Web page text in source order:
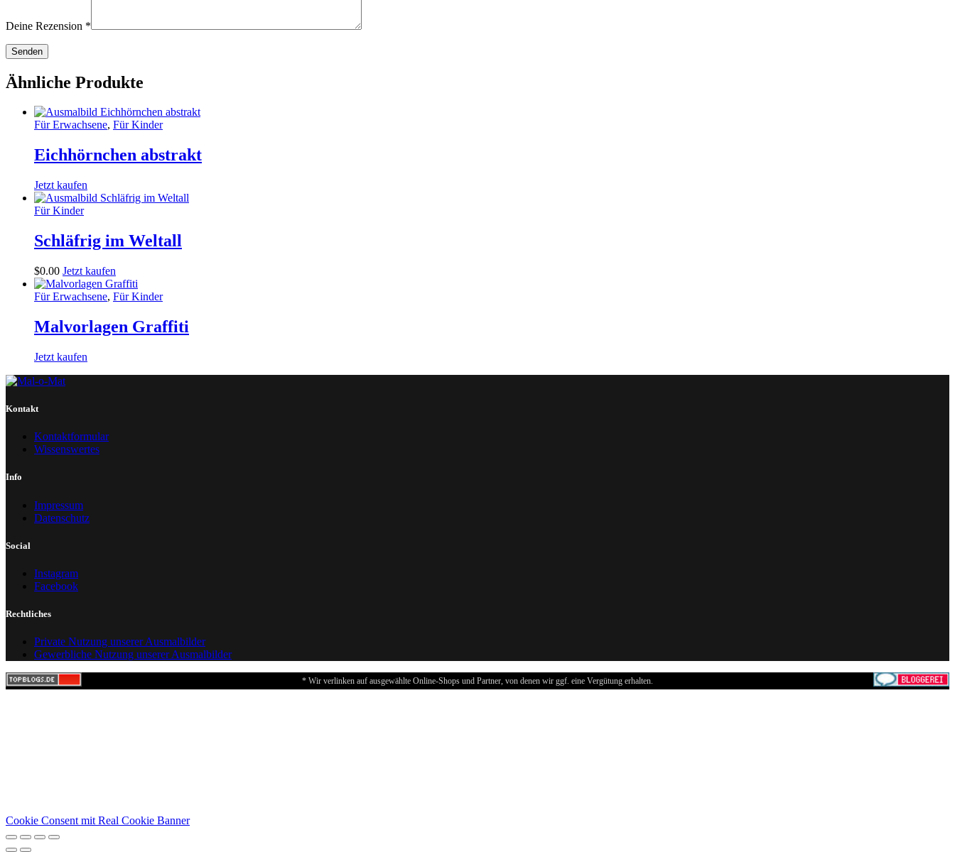
Deine Rezension *
Ähnliche Produkte
Für Erwachsene, Für Kinder
Eichhörnchen abstrakt
Jetzt kaufen
Für Kinder
Schläfrig im Weltall
$0.00 Jetzt kaufen
Für Erwachsene, Für Kinder
Malvorlagen Graffiti
Jetzt kaufen
Kontakt
Kontaktformular
Wissenswertes
Info
Impressum
Datenschutz
Social
Instagram
Facebook
Rechtliches
Private Nutzung unserer Ausmalbilder
Gewerbliche Nutzung unserer Ausmalbilder
* Wir verlinken auf ausgewählte Online-Shops und Partner, von denen wir ggf. eine Vergütung erhalten.
Cookie Consent mit Real Cookie Banner